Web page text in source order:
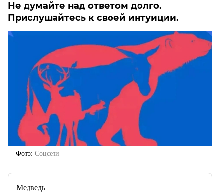
Не думайте над ответом долго.
Прислушайтесь к своей интуиции.
Фото Соцсети
Медведь